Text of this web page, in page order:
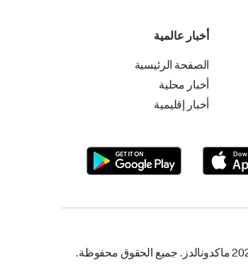
أخبار عالمية
الصفحة الرئيسية
أخبار محلية
أخبار إقليمية